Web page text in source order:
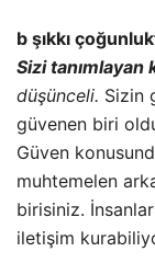
b şıkkı
Sizi tanımlayan
düşünceli. Sizin
güvenen biri
Güven
muhtemelen
birisiniz.
iletişim